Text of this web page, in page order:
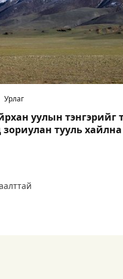
Урлаг
уулын тэнгэрийг
зориулан тууль хайлна